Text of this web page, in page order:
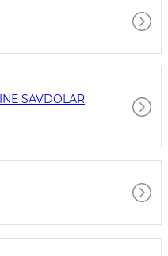
SAVDOLAR